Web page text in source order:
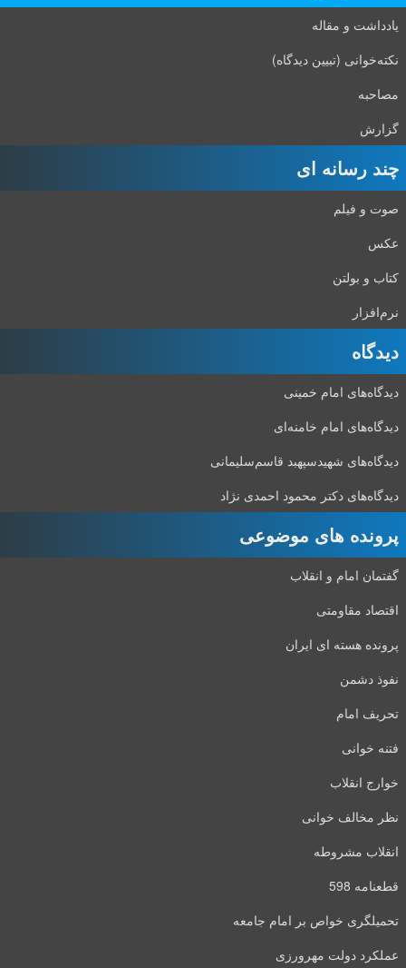
یادداشت و مقاله
نکته‌خوانی (تبیین دیدگاه)
مصاحبه
گزارش
چند رسانه ای
صوت و فیلم
عکس
کتاب و بولتن
نرم‌افزار
دیدگاه‌
دیدگاه‌های امام خمینی
دیدگاه‌های امام خامنه‌ای
دیدگاه‌های شهید‌سپهبد قاسم‌سلیمانی
دیدگاه‌های دکتر محمود احمدی نژاد
پرونده های موضوعی
گفتمان امام و انقلاب
اقتصاد مقاومتی
پرونده هسته ای ایران
نفوذ دشمن
تحریف امام
فتنه خوانی
خوارج انقلاب
نظر مخالف خوانی
انقلاب مشروطه
قطعنامه 598
تحمیلگری خواص بر امام جامعه
عملکرد دولت مهرورزی